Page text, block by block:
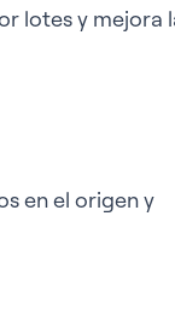
lotes y mejora
en el origen y